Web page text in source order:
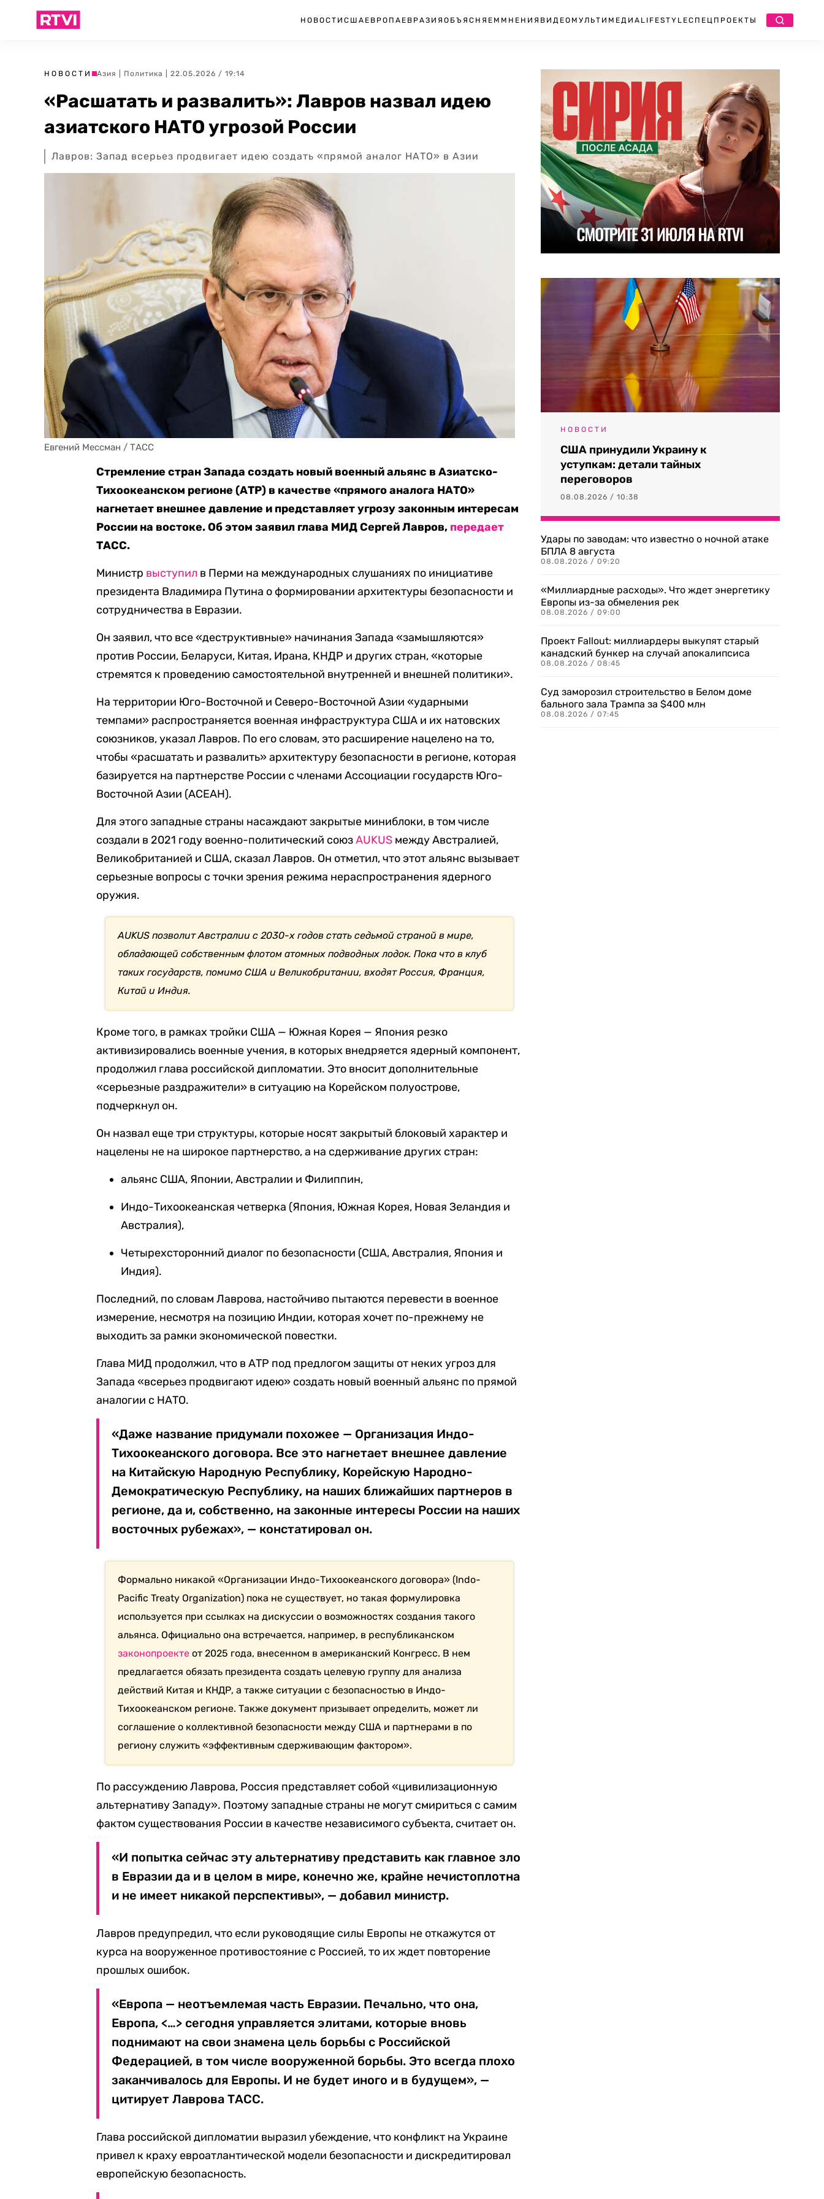
НОВОСТИ США ЕВРОПА ЕВРАЗИЯ ОБЪЯСНЯЕМ МНЕНИЯ ВИДЕО МУЛЬТИМЕДИА LIFESTYLEСПЕЦПРОЕКТЫ
НОВОСТИ Азия Политика | 22.05.2026 / 19:14
«Расшатать и развалить»: Лавров назвал идею
азиатского НАТО угрозой России
Лавров: Запад всерьез продвигает идею создать «прямой аналог НАТО» в Азии
Евгений Мессман / ТАСС
Стремление стран Запада создать новый военный альянс в Азиатско-
Тихоокеанском регионе (АТР) в качестве «прямого аналога НАТО»
нагнетает внешнее давление и представляет угрозу законным интересам
России на востоке. Об этом заявил глава МИД Сергей Лавров, передает
ТАСС.
Министр выступил в Перми на международных слушаниях по инициативе
президента Владимира Путина о формировании архитектуры безопасности и
сотрудничества в Евразии.
Он заявил, что все «деструктивные» начинания Запада «замышляются»
против России, Беларуси, Китая, Ирана, КНДР и других стран, «которые
стремятся к проведению самостоятельной внутренней и внешней политики».
На территории Юго-Восточной и Северо-Восточной Азии «ударными
темпами» распространяется военная инфраструктура США и их натовских
союзников, указал Лавров. По его словам, это расширение нацелено на то,
чтобы «расшатать и развалить» архитектуру безопасности в регионе, которая
базируется на партнерстве России с членами Ассоциации государств Юго-
Восточной Азии (АСЕАН).
Для этого западные страны насаждают закрытые миниблоки, в том числе
создали в 2021 году военно-политический союзAUKUS между Австралией,
Великобританией и США, сказал Лавров. Он отметил, что этот альянс вызывает
серьезные вопросы с точки зрения режима нераспространения ядерного
оружия.
AUKUS позволит Австралии с 2030-х годов стать седьмой страной в мире,
обладающей собственным флотом атомных подводных лодок. Пока что в клуб
таких государств, помимо США и Великобритании, входят Россия, Франция,
Китай и Индия.
Кроме того, в рамках тройки США — Южная Корея — Япония резко
активизировались военные учения, в которых внедряется ядерный компонент,
продолжил глава российской дипломатии. Это вносит дополнительные
«серьезные раздражители» в ситуацию на Корейском полуострове,
подчеркнул он.
Он назвал еще три структуры, которые носят закрытый блоковый характер и
нацелены не на широкое партнерство, а на сдерживание других стран:
альянс США, Японии, Австралии и Филиппин,
Индо-Тихоокеанская четверка (Япония, Южная Корея, Новая Зеландия и
Австралия),
Четырехсторонний диалог по безопасности (США, Австралия, Япония и
Индия).
Последний, по словам Лаврова, настойчиво пытаются перевести в военное
измерение, несмотря на позицию Индии, которая хочет по-прежнему не
выходить за рамки экономической повестки.
Глава МИД продолжил, что в АТР под предлогом защиты от неких угроз для
Запада «всерьез продвигают идею» создать новый военный альянс по прямой
аналогии с НАТО.
«Даже название придумали похожее — Организация Индо-
Тихоокеанского договора. Все это нагнетает внешнее давление
на Китайскую Народную Республику, Корейскую Народно-
Демократическую Республику, на наших ближайших партнеров в
регионе, да и, собственно, на законные интересы России на наших
восточных рубежах», — констатировал он.
Формально никакой «Организации Индо-Тихоокеанского договора» (Indo-
Pacific Treaty Organization) пока не существует, но такая формулировка
используется при ссылках на дискуссии о возможностях создания такого
альянса. Официально она встречается, например, в республиканском
законопроекте от 2025 года, внесенном в американский Конгресс. В нем
предлагается обязать президента создать целевую группу для анализа
действий Китая и КНДР, а также ситуации с безопасностью в Индо-
Тихоокеанском регионе. Также документ призывает определить, может ли
соглашение о коллективной безопасности между США и партнерами в по
региону служить «эффективным сдерживающим фактором».
По рассуждению Лаврова, Россия представляет собой «цивилизационную
альтернативу Западу». Поэтому западные страны не могут смириться с самим
фактом существования России в качестве независимого субъекта, считает он.
«И попытка сейчас эту альтернативу представить как главное зло
в Евразии да и в целом в мире, конечно же, крайне нечистоплотна
и не имеет никакой перспективы», — добавил министр.
Лавров предупредил, что если руководящие силы Европы не откажутся от
курса на вооруженное противостояние с Россией, то их ждет повторение
прошлых ошибок.
«Европа — неотъемлемая часть Евразии. Печально, что она,
Европа, <…> сегодня управляется элитами, которые вновь
поднимают на свои знамена цель борьбы с Российской
Федерацией, в том числе вооруженной борьбы. Это всегда плохо
заканчивалось для Европы. И не будет иного и в будущем», —
цитирует Лаврова ТАСС.
Глава российской дипломатии выразил убеждение, что конфликт на Украине
привел к краху евроатлантической модели безопасности и дискредитировал
европейскую безопасность.
НОВОСТИ
США принудили Украину к
уступкам: детали тайных
переговоров
08.08.2026 / 10:38
Удары по заводам: что известно о ночной атаке
БПЛА 8 августа
08.08.2026 / 09:20
«Миллиардные расходы». Что ждет энергетику
Европы из-за обмеления рек
08.08.2026 / 09:00
Проект Fallout: миллиардеры выкупят старый
канадский бункер на случай апокалипсиса
08.08.2026 / 08:45
Суд заморозил строительство в Белом доме
бального зала Трампа за $400 млн
08.08.2026 / 07:45